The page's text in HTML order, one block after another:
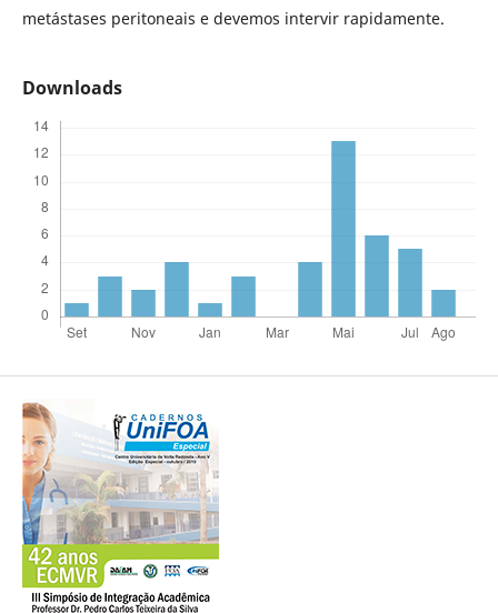
metástases peritoneais e devemos intervir rapidamente.
Downloads